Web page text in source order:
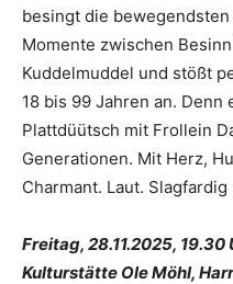
besingt die
Momente zwischen
Kuddelmuddel und stößt
18 bis 99 Jahren an.
Plattdüütsch mit Frollein
Generationen. Mit Herz,
Charmant. Laut.
Freitag, 28.11.2025, 19.30
Kulturstätte Ole Möhl,